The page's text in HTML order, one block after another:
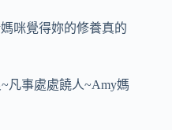
咪覺得妳的修養真的
凡事處處饒人~Amy媽